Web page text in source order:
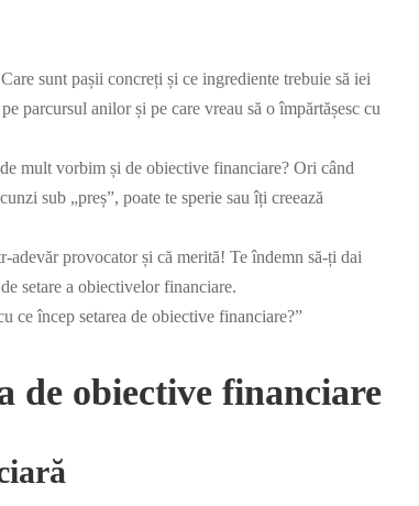
sunt pașii concreți și ce ingrediente trebuie să iei
parcursul anilor și pe care vreau să o împărtășesc cu
mult vorbim și de obiective financiare? Ori când
sub „preș”, poate te sperie sau îți creează
provocator și că merită! Te îndemn să-ți dai
setare a obiectivelor financiare.
ce încep setarea de obiective financiare?”
de obiective financiare